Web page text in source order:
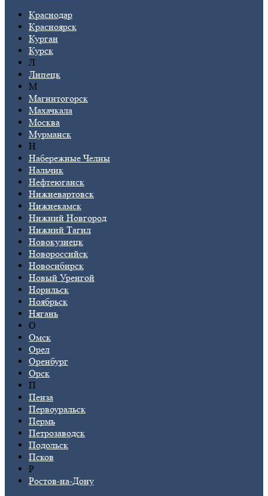
Краснодар
Красноярск
Курган
Курск
Л
Липецк
М
Магнитогорск
Махачкала
Москва
Мурманск
Н
Набережные Челны
Нальчик
Нефтеюганск
Нижневартовск
Нижнекамск
Нижний Новгород
Нижний Тагил
Новокузнецк
Новороссийск
Новосибирск
Новый Уренгой
Норильск
Ноябрьск
Нягань
О
Омск
Орел
Оренбург
Орск
П
Пенза
Первоуральск
Пермь
Петрозаводск
Подольск
Псков
Р
Ростов-на-Дону